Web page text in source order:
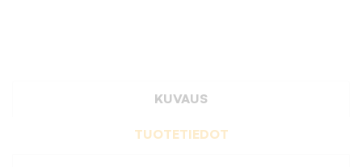
KUVAUS
TUOTETIEDOT